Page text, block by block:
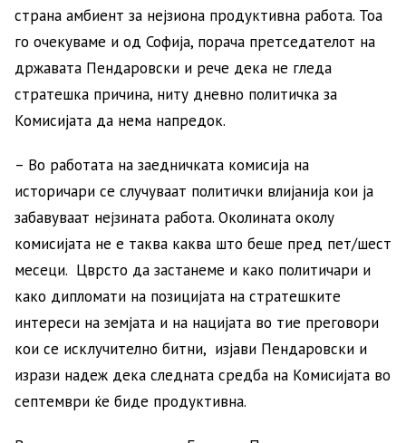
страна амбиент за нејзиона продуктивна работа. Тоа
го очекуваме и од Софија, порача претседателот на
државата Пендаровски и рече дека не гледа
стратешка причина, ниту дневно политичка за
Комисијата да нема напредок.
– Во работата на заедничката комисија на
историчари се случуваат политички влијанија кои ја
забавуваат нејзината работа. Околината околу
комисијата не е таква каква што беше пред пет/шест
месеци. Цврсто да застанеме и како политичари и
како дипломати на позицијата на стратешките
интереси на земјата и на нацијата во тие преговори
кои се исклучително битни, изјави Пендаровски и
изрази надеж дека следната средба на Комисијата во
септември ќе биде продуктивна.